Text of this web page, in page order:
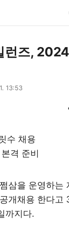
런즈,
13:53
수 채용
본격 준비
삼을 운영하는
개채용 한다고
까지다.